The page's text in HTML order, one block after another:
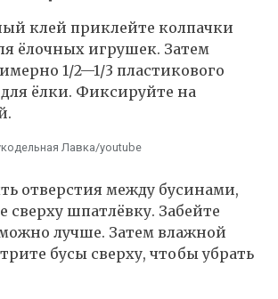
клей приклейте колпачки
ёлочных игрушек. Затем
1/2—1/3 пластикового
ёлки. Фиксируйте на
Лавка/youtube
отверстия между бусинами,
сверху шпатлёвку. Забейте
лучше. Затем влажной
бусы сверху, чтобы убрать